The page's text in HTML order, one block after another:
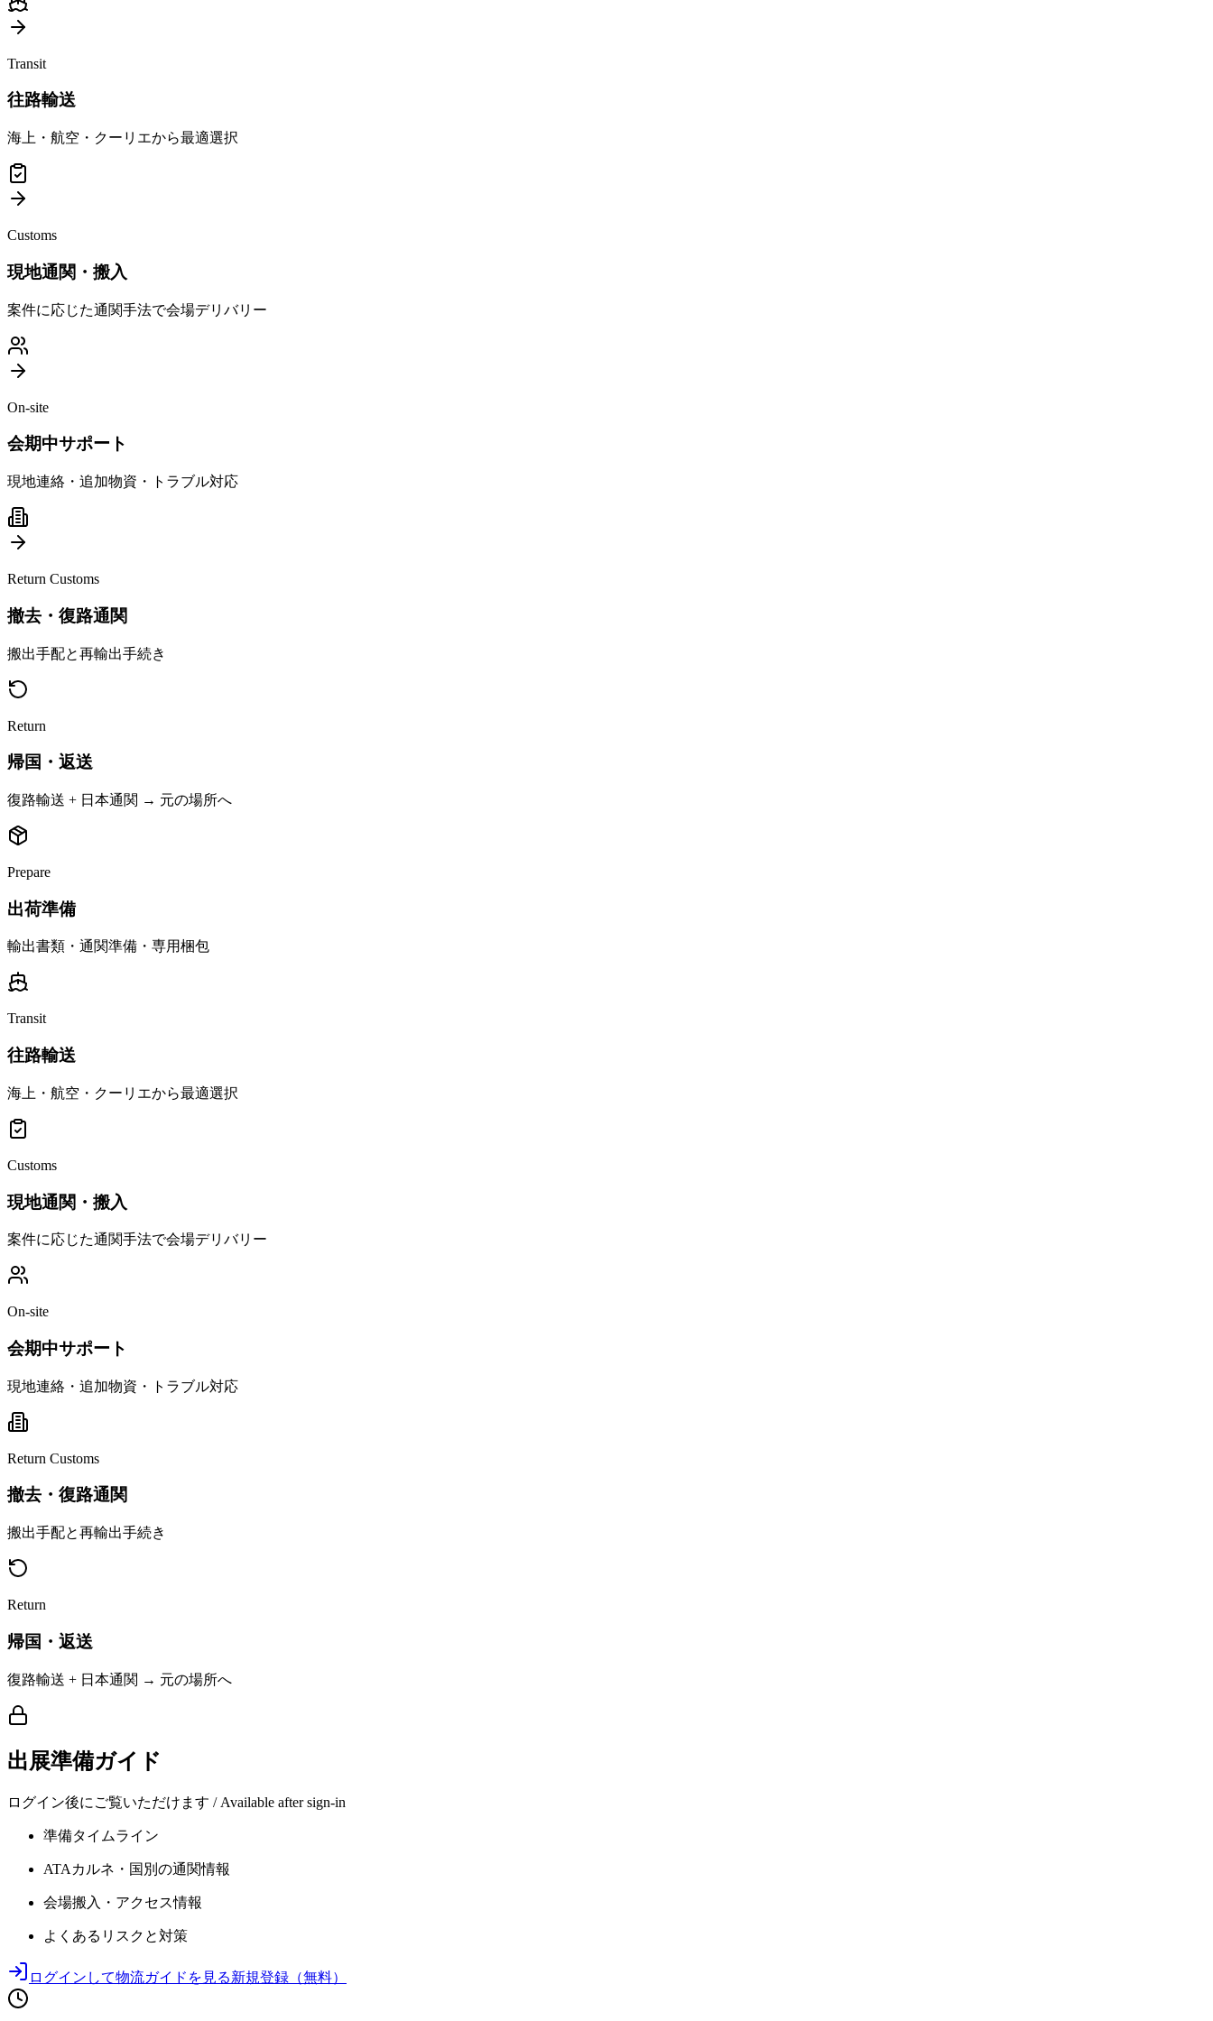
Transit
往路輸送
海上・航空・クーリエから最適選択
Customs
現地通関・搬入
案件に応じた通関手法で会場デリバリー
On-site
会期中サポート
現地連絡・追加物資・トラブル対応
Return Customs
撤去・復路通関
搬出手配と再輸出手続き
Return
帰国・返送
復路輸送 + 日本通関 → 元の場所へ
Prepare
出荷準備
輸出書類・通関準備・専用梱包
Transit
往路輸送
海上・航空・クーリエから最適選択
Customs
現地通関・搬入
案件に応じた通関手法で会場デリバリー
On-site
会期中サポート
現地連絡・追加物資・トラブル対応
Return Customs
撤去・復路通関
搬出手配と再輸出手続き
Return
帰国・返送
復路輸送 + 日本通関 → 元の場所へ
出展準備ガイド
ログイン後にご覧いただけます / Available after sign-in
準備タイムライン
ATAカルネ・国別の通関情報
会場搬入・アクセス情報
よくあるリスクと対策
ログインして物流ガイドを見る新規登録（無料）